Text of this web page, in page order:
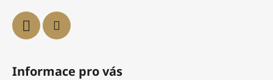
Informace pro vás